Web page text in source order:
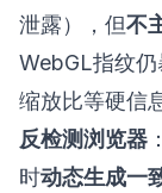
泄露），但不
WebGL指纹
缩放比等硬信
反检测浏览器
时动态生成一